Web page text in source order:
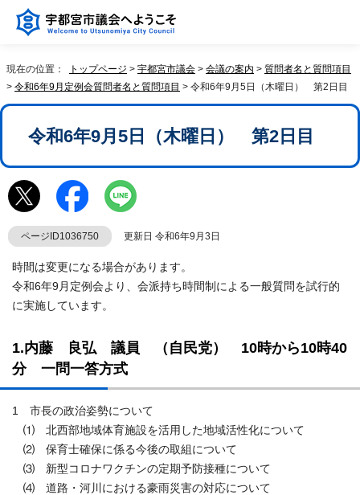
現在の位置： トップページ > 宇都宮市議会 > 会議の案内 > 質問者名と質問項目
> 令和6年9月定例会質問者名と質問項目 > 令和6年9月5日（木曜日） 第2日目
令和6年9月5日（木曜日） 第2日目
ページID1036750 更新日 令和6年9月3日
時間は変更になる場合があります。
令和6年9月定例会より、会派持ち時間制による一般質問を試行的
に実施しています。
1.内藤 良弘 議員 （自民党） 10時から10時40
分 一問一答方式
1 市長の政治姿勢について
⑴ 北西部地域体育施設を活用した地域活性化について
⑵ 保育士確保に係る今後の取組について
⑶ 新型コロナワクチンの定期予防接種について
⑷ 道路・河川における豪雨災害の対応について